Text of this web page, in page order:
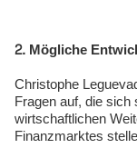
2. Mögliche
Christophe
Fragen auf, die
wirtschaftlichen
Finanzmarktes